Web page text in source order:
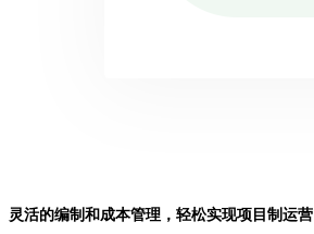
灵活的编制和成本管理，轻松实现项目制运营